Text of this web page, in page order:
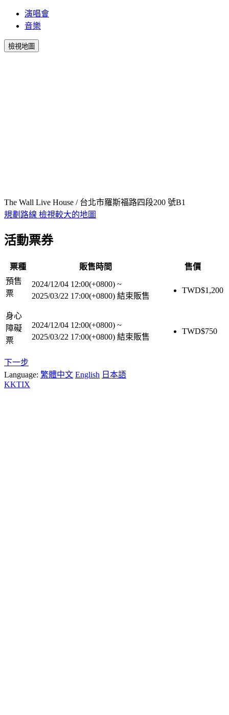
演唱會
音樂
檢視地圖
The Wall Live House / 台北市羅斯福路四段200 號B1
規劃路線 檢視較大的地圖
活動票券
票種 販售時間
售價
預售
票
2024/12/04 12:00(+0800) ~
2025/03/22 17:00(+0800) 結束販售
TWD$1,200
身心
障礙
票
2024/12/04 12:00(+0800) ~
2025/03/22 17:00(+0800) 結束販售
TWD$750
下一步
Language: 繁體中文 English 日本語
KKTIX